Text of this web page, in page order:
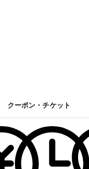
クーポン・チケット